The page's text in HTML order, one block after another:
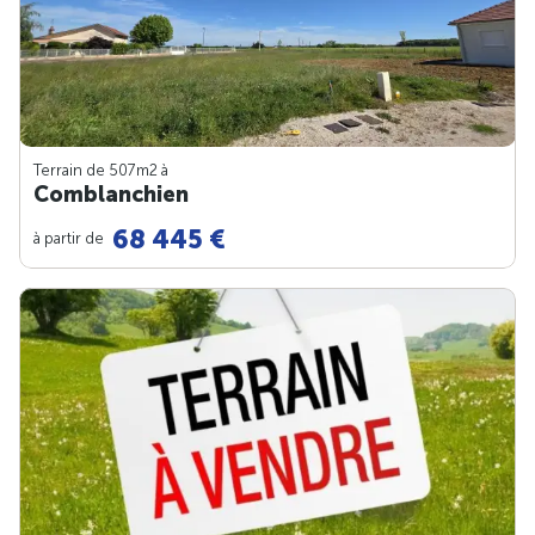
Terrain de 507m2 à
Comblanchien
à partir de 68 445 €